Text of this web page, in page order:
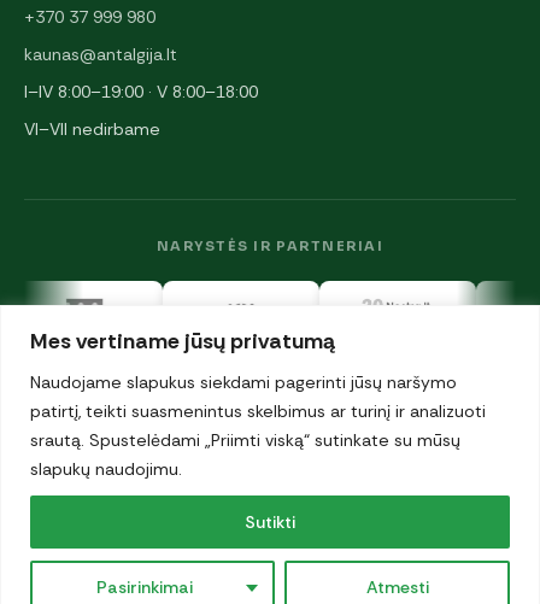
Mes vertiname jūsų privatumą
Naudojame slapukus siekdami pagerinti jūsų naršymo
patirtį, teikti suasmenintus skelbimus ar turinį ir analizuoti
srautą. Spustelėdami „Priimti viską“ sutinkate su mūsų
slapukų naudojimu.
Pasirinkimai Atmesti
Sutikti
+370 37 999 980
kaunas@antalgija.lt
I–IV 8:00–19:00 · V 8:00–18:00
VI–VII nedirbame
NARYSTĖS IR PARTNERIAI
© 2026 UAB „Antalgija". Visos teisės saugomos.
·
Slapukai